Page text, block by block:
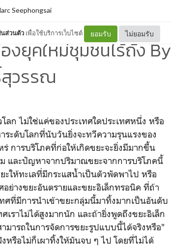
ส่วนตัว เพื่อใช้บริการเว็บไซต์ ยอมรับ ไม่ยอมรับ
Seephongsai
งยุคใหม่ชุมชนไร้ถัง By
วรรณ
ก ไม่ใช่แค่ของประเทศใดประเทศหนึ่ง หรือ
ะดับโลกที่นับวันยิ่งจะทวีความรุนแรงของ
การบริโภคที่ก่อให้เกิดขยะจะยิ่งมีมากขึ้น
และปัญหาจากปริมาณขยะจากการบริโภคนี้
ให้ทะเลที่มีกระแสน้ำเป็นตัวพัดพาไป หรือ
ย่างขยะอันตรายและขยะอิเล็กทรอนิค ที่ถ้า
ศที่มีการนำเข้าขยะกลุ่มนี้มาทิ้งมากเป็นอันดับ
ราไม่ได้สูงมากนัก และถ้ายิ่งพูดถึงขยะอิเล็ก
มารถในการจัดการขยะรูปแบบนี้ได้จริงหรือ"
หรือไม่ก็เผาทิ้งให้มันจบ ๆ ไป โดยที่ไม่ได้